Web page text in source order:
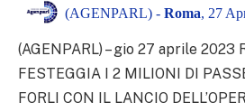
(AGENPARL) - Roma, 27
(AGENPARL) – gio 27 aprile 2023
FESTEGGIA I 2 MILIONI DI
FORLI CON IL LANCIO